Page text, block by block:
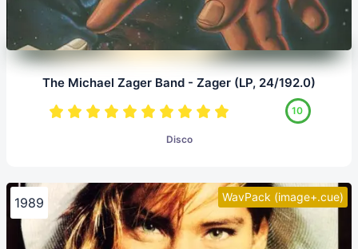
The Michael Zager Band - Zager (LP, 24/192.0)
10
Disco
WavPack (image+.cue)
1989